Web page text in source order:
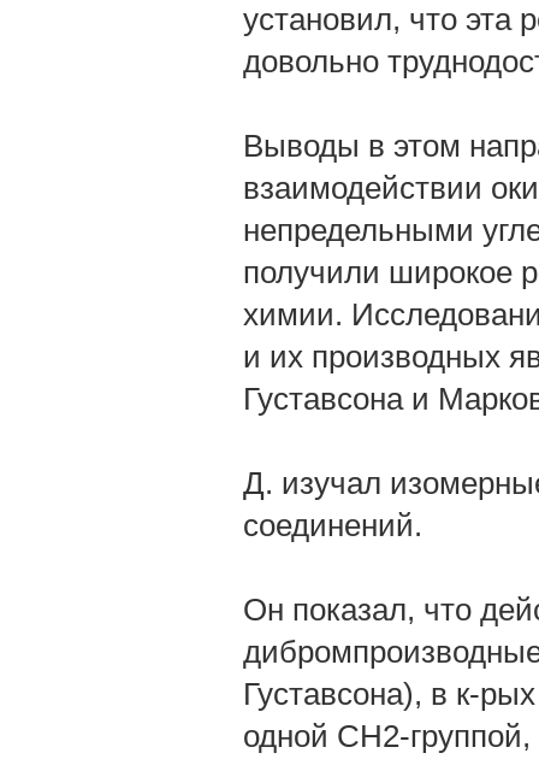
установил, что эта
довольно
Выводы в этом
взаимодействии
непредельными
получили широкое
химии.
и их производных
Густавсона и
Д. изучал
соединений.
Он показал, что
Густавсона), в к-
одной СН2-